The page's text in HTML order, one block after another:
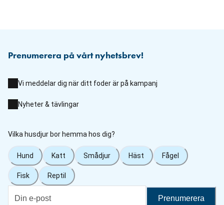
Prenumerera på vårt nyhetsbrev!
Vi meddelar dig när ditt foder är på kampanj
Nyheter & tävlingar
Vilka husdjur bor hemma hos dig?
Hund Katt Smådjur Häst Fågel
Fisk Reptil
Prenumerera